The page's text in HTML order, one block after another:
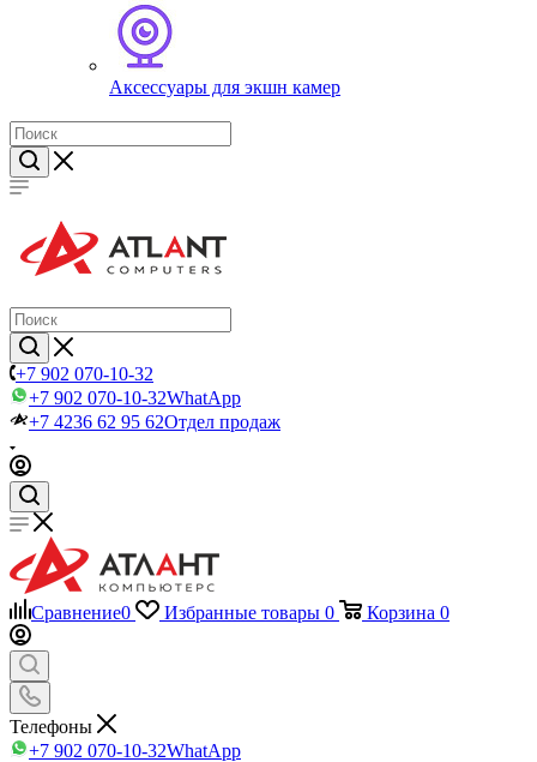
Аксессуары для экшн камер
+7 902 070-10-32
+7 902 070-10-32WhatApp
+7 4236 62 95 62Отдел продаж
Сравнение0 Избранные товары 0 Корзина 0
Телефоны
+7 902 070-10-32WhatApp